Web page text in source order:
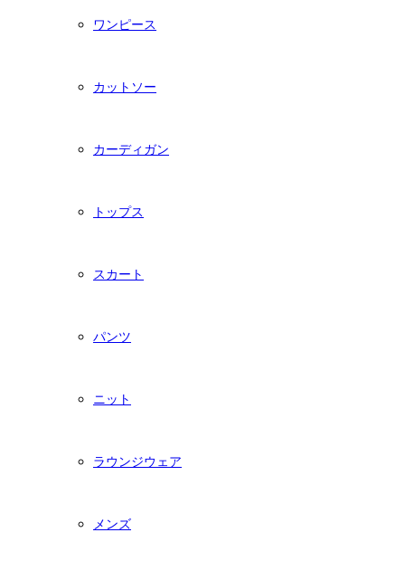
ワンピース
カットソー
カーディガン
トップス
スカート
パンツ
ニット
ラウンジウェア
メンズ